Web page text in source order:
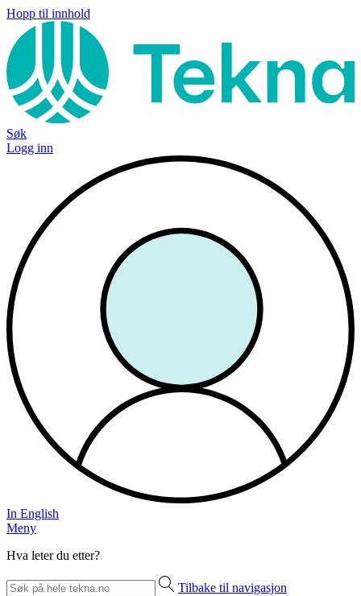
Hopp til innhold
Søk
Logg inn
In English
Meny
Hva leter du etter?
Tilbake til navigasjon